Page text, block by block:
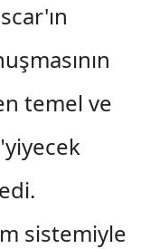
temel ve
sistemiyle